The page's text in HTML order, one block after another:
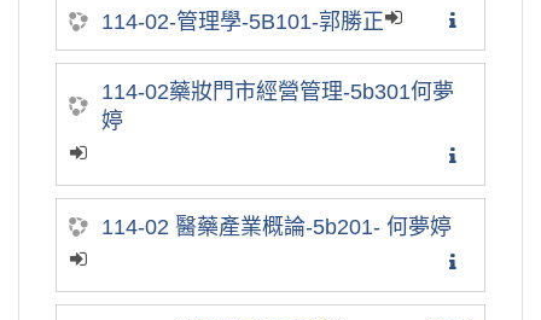
114-02-管理學-5B101-郭勝正
114-02藥妝門市經營管理-5b301何夢
婷
114-02 醫藥產業概論-5b201- 何夢婷